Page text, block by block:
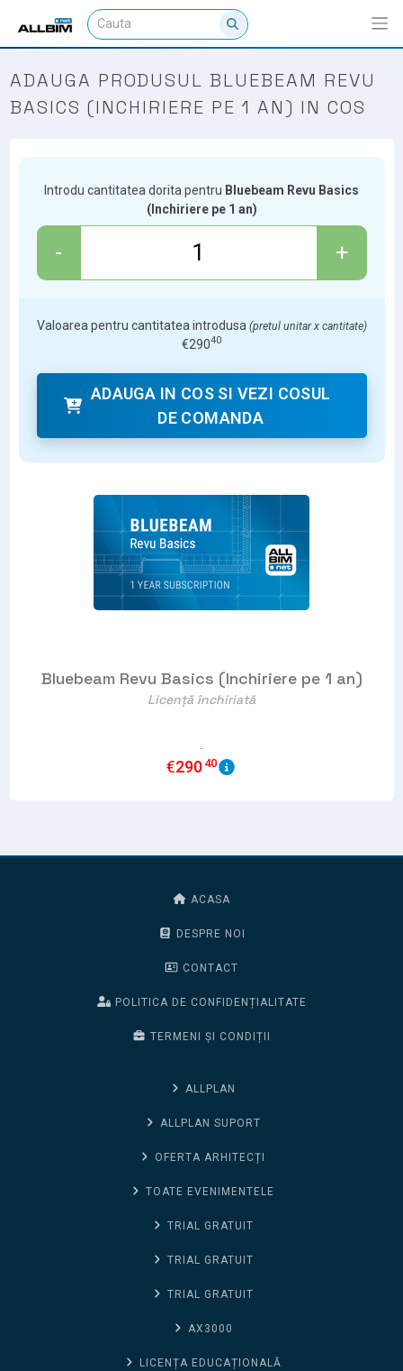
ADAUGA PRODUSUL BLUEBEAM REVU
BASICS (INCHIRIERE PE 1 AN) IN COS
Introdu cantitatea dorita pentru Bluebeam Revu Basics
(Inchiriere pe 1 an)
- +
Valoarea pentru cantitatea introdusa (pretul unitar x cantitate)
€29040
ADAUGA IN COS SI VEZI COSUL
DE COMANDA
Bluebeam Revu Basics (Inchiriere pe 1 an)
Licență închiriată
€290 40
ACASA
DESPRE NOI
CONTACT
POLITICA DE CONFIDENȚIALITATE
TERMENI ȘI CONDIȚII
ALLPLAN
ALLPLAN SUPORT
OFERTA ARHITECȚI
TOATE EVENIMENTELE
TRIAL GRATUIT
TRIAL GRATUIT
TRIAL GRATUIT
AX3000
LICENȚA EDUCAȚIONALĂ